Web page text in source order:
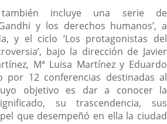
incluye una serie de
y los derechos humanos’, a
y el ciclo ‘Los protagonistas del
bajo la dirección de Javier
Mª Luisa Martínez y Eduardo
por 12 conferencias destinadas al
objetivo es dar a conocer la
su trascendencia, sus
que desempeñó en ella la ciudad